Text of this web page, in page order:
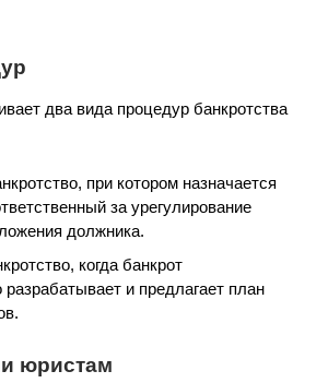
два вида процедур банкротства
при котором назначается
за урегулирование
должника.
когда банкрот
разрабатывает и предлагает план
юристам